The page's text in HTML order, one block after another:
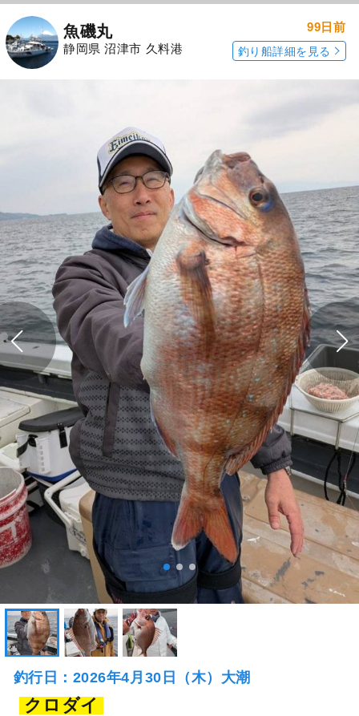
魚磯丸
静岡県 沼津市 久料港
99日前
釣り船詳細を見る
釣行日：2026年4月30日（木）大潮
クロダイ